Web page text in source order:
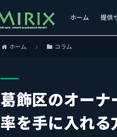
ホーム 提供
ホーム コラム
葛飾区のオー
率を手に入れる